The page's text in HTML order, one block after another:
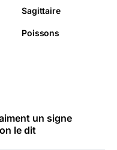
Sagittaire
Poissons
un signe
le dit